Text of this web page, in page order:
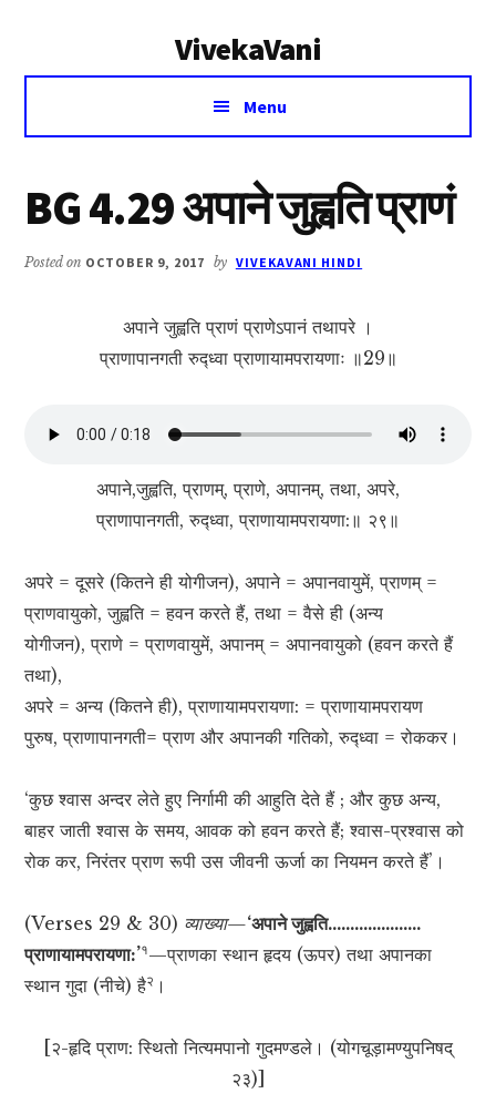
VivekaVani
Voice
Vivekananda
Menu
BG 4.29 अपाने जुह्वति प्राणं
Posted on OCTOBER 9, 2017 by VIVEKAVANI HINDI
अपाने जुह्वति प्राणं प्राणेऽपानं तथापरे ।
प्राणापानगती रुद्ध्वा प्राणायामपरायणाः ॥29॥
अपाने,जुह्वति, प्राणम्, प्राणे, अपानम्, तथा, अपरे,
प्राणापानगती, रुद्‍ध्‍वा, प्राणायामपरायणा:॥ २९॥
अपरे = दूसरे (कितने ही योगीजन), अपाने = अपानवायुमें, प्राणम् =
प्राणवायुको, जुह्वति = हवन करते हैं, तथा = वैसे ही (अन्य
योगीजन), प्राणे = प्राणवायुमें, अपानम् = अपानवायुको (हवन करते हैं
तथा),
अपरे = अन्य (कितने ही), प्राणायामपरायणा: = प्राणायामपरायण
पुरुष, प्राणापानगती= प्राण और अपानकी गतिको, रुद्‍ध्‍वा = रोककर।
‘कुछ श्वास अन्दर लेते हुए निर्गामी की आहुति देते हैं ; और कुछ अन्य,
बाहर जाती श्वास के समय, आवक को हवन करते हैं; श्वास-प्रश्वास को
रोक कर, निरंतर प्राण रूपी उस जीवनी ऊर्जा का नियमन करते हैं’।
(Verses 29 & 30) व्याख्या—‘अपाने जुह्वति…………………
प्राणायामपरायणा:’१—प्राणका स्थान हृदय (ऊपर) तथा अपानका
स्थान गुदा (नीचे) है२ ।
[२-हृदि प्राण: स्थितो नित्यमपानो गुदमण्डले। (योगचूड़ामण्युपनिषद्
२३)]